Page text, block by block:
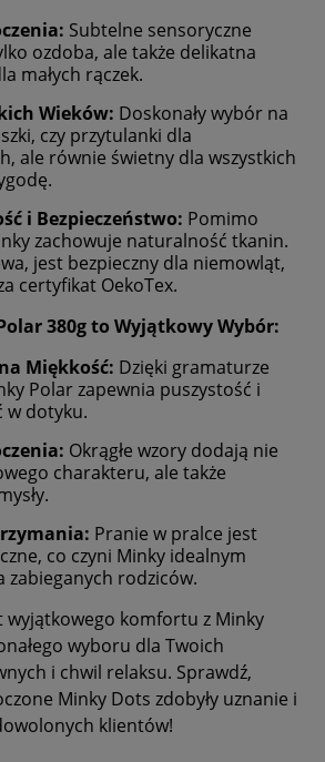
Subtelne sensoryczne
ozdoba, ale także delikatna
małych rączek.
Wieków: Doskonały wybór na
czy przytulanki dla
ale równie świetny dla wszystkich
i Bezpieczeństwo: Pomimo
zachowuje naturalność tkanin.
jest bezpieczny dla niemowląt,
certyfikat OekoTex.
380g to Wyjątkowy Wybór:
Miękkość: Dzięki gramaturze
Polar zapewnia puszystość i
w dotyku.
Okrągłe wzory dodają nie
charakteru, ale także
Pranie w pralce jest
co czyni Minky idealnym
zabieganych rodziców.
wyjątkowego komfortu z Minky
wyboru dla Twoich
i chwil relaksu. Sprawdź,
Minky Dots zdobyły uznanie i
klientów!